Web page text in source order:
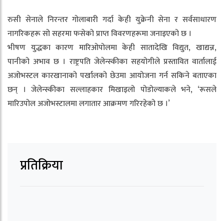
रुसी सेनाले निरन्तर गोलाबारी गर्दा केही युक्रेनी सेना र सर्वसाधारण
नागरिकहरू सो सहरमा फसेको प्राप्त विवरणहरूमा जनाइएको छ ।
भीषण युद्धका कारण मारिओपोलमा केही सातादेखि विद्युत, खाद्यन्न,
पानीको अभाव छ । राष्ट्रपति जेलेन्स्कीका सहयोगीले प्रस्तावित वार्तालाई
अजोभस्टल कारखानाको पर्खालको छेउमा आयोजना गर्न सकिने बताएका
छन् । जेलेन्स्कीका सल्लाहकार मिखाइलो पोडोल्याकले भने, ‘रूसले
मारिउपोल अजोभस्टालमा लगातार आक्रमण गरिरहेको छ ।’
प्रतिक्रिया